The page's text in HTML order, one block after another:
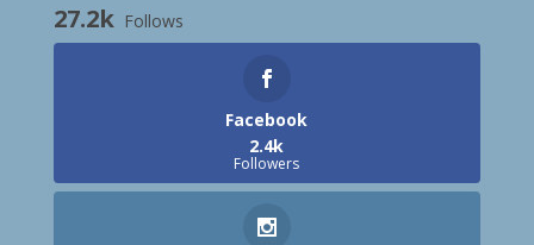
27.2k Follows
Facebook
2.4k
Followers